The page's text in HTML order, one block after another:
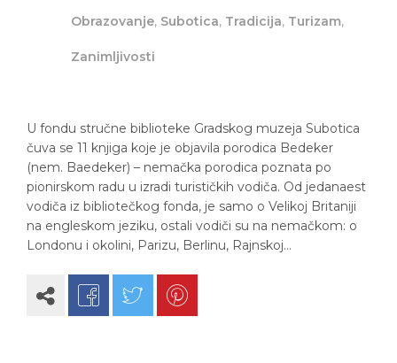
Obrazovanje, Subotica, Tradicija, Turizam,
Zanimljivosti
U fondu stručne biblioteke Gradskog muzeja Subotica
čuva se 11 knjiga koje je objavila porodica Bedeker
(nem. Baedeker) – nemačka porodica poznata po
pionirskom radu u izradi turističkih vodiča. Od jedanaest
vodiča iz bibliotečkog fonda, je samo o Velikoj Britaniji
na engleskom jeziku, ostali vodiči su na nemačkom: o
Londonu i okolini, Parizu, Berlinu, Rajnskoj…